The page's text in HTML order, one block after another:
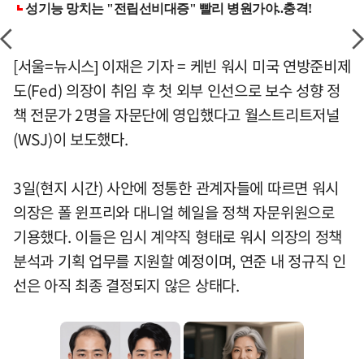
[서울=뉴시스] 이재은 기자 = 케빈 워시 미국 연방준비제
도(Fed) 의장이 취임 후 첫 외부 인선으로 보수 성향 정
책 전문가 2명을 자문단에 영입했다고 월스트리트저널
(WSJ)이 보도했다.
3일(현지 시간) 사안에 정통한 관계자들에 따르면 워시
의장은 폴 윈프리와 대니얼 헤일을 정책 자문위원으로
기용했다. 이들은 임시 계약직 형태로 워시 의장의 정책
분석과 기획 업무를 지원할 예정이며, 연준 내 정규직 인
선은 아직 최종 결정되지 않은 상태다.